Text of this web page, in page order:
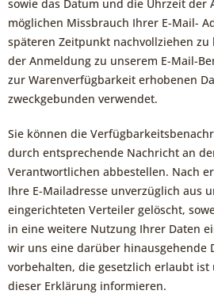
sowie das Datum und die Uhrzeit der
möglichen Missbrauch Ihrer E-Mail-
späteren Zeitpunkt nachvollziehen zu
der Anmeldung zu unserem E-Mail-
zur Warenverfügbarkeit erhobenen
zweckgebunden verwendet.
Sie können die
durch entsprechende Nachricht an
Verantwortlichen abbestellen. Nach
Ihre E-Mailadresse unverzüglich aus
eingerichteten Verteiler gelöscht,
in eine weitere Nutzung Ihrer Daten
wir uns eine darüber hinausgehende
vorbehalten, die gesetzlich erlaubt
dieser Erklärung informieren.